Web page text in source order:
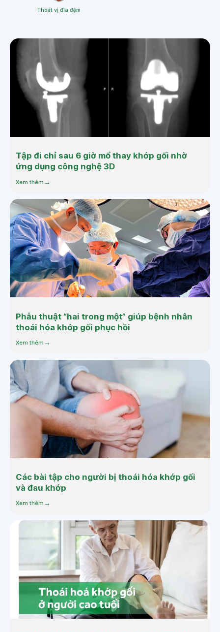
Thoát vị đĩa đệm
Tập đi chỉ sau 6 giờ mổ thay khớp gối nhờ
ứng dụng công nghệ 3D
Xem thêm
Phẫu thuật “hai trong một” giúp bệnh nhân
thoái hóa khớp gối phục hồi
Xem thêm
Các bài tập cho người bị thoái hóa khớp gối
và đau khớp
Xem thêm